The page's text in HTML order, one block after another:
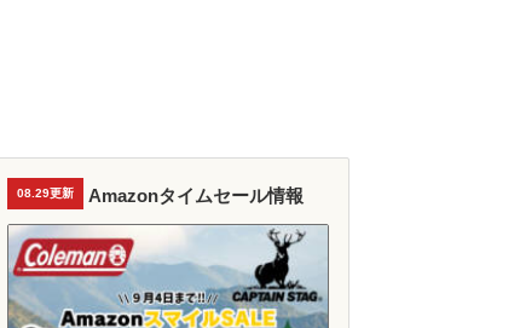
08.29更新 Amazonタイムセール情報